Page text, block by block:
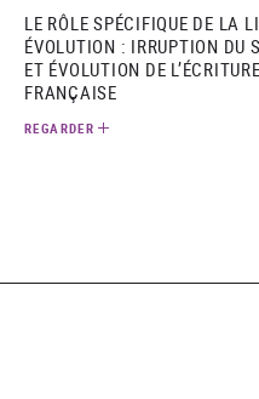
LE RÔLE SPÉCIFIQUE DE LA
ÉVOLUTION : IRRUPTION DU
ET ÉVOLUTION DE
FRANÇAISE
REGARDER